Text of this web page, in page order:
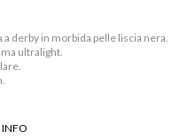
a derby in morbida pelle liscia nera.
ultralight.